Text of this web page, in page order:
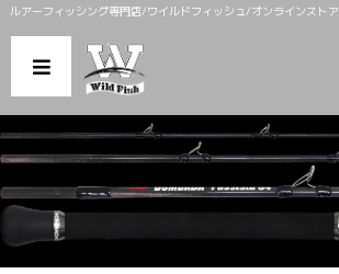
ルアーフィッシング専門店/ワイルドフィッシュ/オンラインストア